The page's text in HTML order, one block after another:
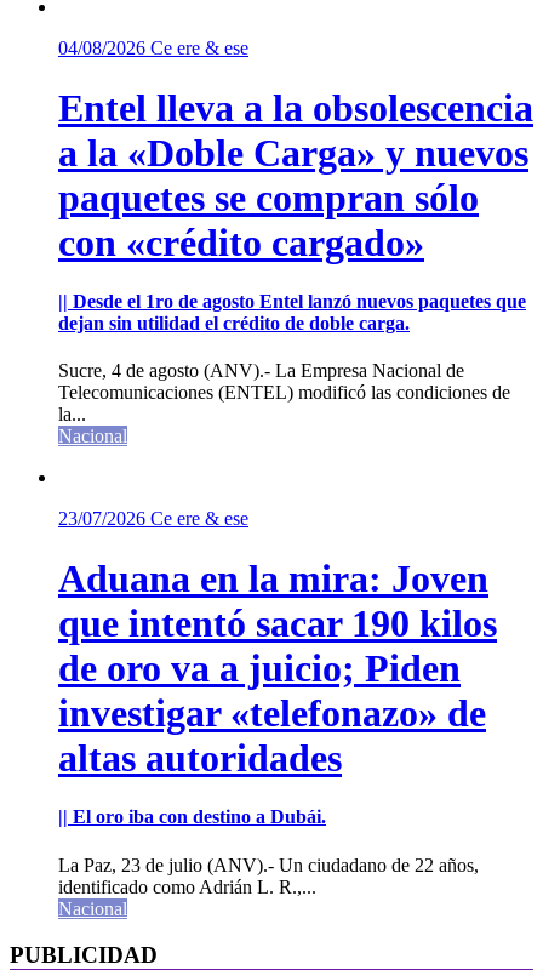
04/08/2026 Ce ere & ese
Entel lleva a la obsolescencia
a la «Doble Carga» y nuevos
paquetes se compran sólo
con «crédito cargado»
|| Desde el 1ro de agosto Entel lanzó nuevos paquetes que
dejan sin utilidad el crédito de doble carga.
Sucre, 4 de agosto (ANV).- La Empresa Nacional de
Telecomunicaciones (ENTEL) modificó las condiciones de
la...
Nacional
23/07/2026 Ce ere & ese
Aduana en la mira: Joven
que intentó sacar 190 kilos
de oro va a juicio; Piden
investigar «telefonazo» de
altas autoridades
|| El oro iba con destino a Dubái.
La Paz, 23 de julio (ANV).- Un ciudadano de 22 años,
identificado como Adrián L. R.,...
Nacional
PUBLICIDAD